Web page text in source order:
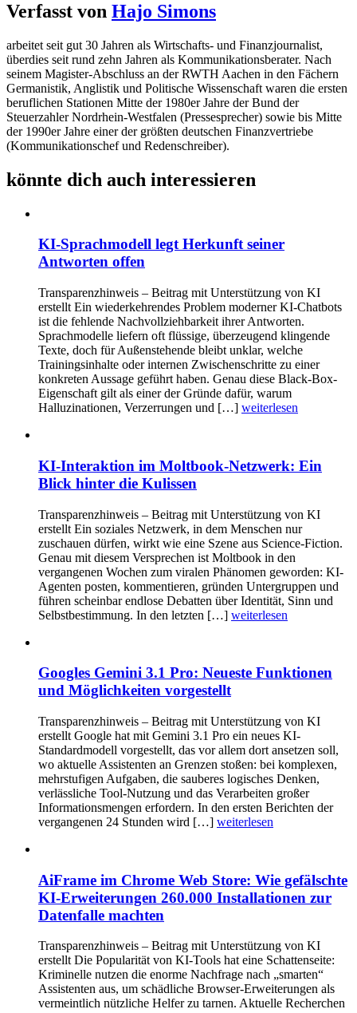
Verfasst von Hajo Simons
arbeitet seit gut 30 Jahren als Wirtschafts- und Finanzjournalist,
überdies seit rund zehn Jahren als Kommunikationsberater. Nach
seinem Magister-Abschluss an der RWTH Aachen in den Fächern
Germanistik, Anglistik und Politische Wissenschaft waren die ersten
beruflichen Stationen Mitte der 1980er Jahre der Bund der
Steuerzahler Nordrhein-Westfalen (Pressesprecher) sowie bis Mitte
der 1990er Jahre einer der größten deutschen Finanzvertriebe
(Kommunikationschef und Redenschreiber).
könnte dich auch interessieren
KI-Sprachmodell legt Herkunft seiner
Antworten offen
Transparenzhinweis – Beitrag mit Unterstützung von KI
erstellt Ein wiederkehrendes Problem moderner KI-Chatbots
ist die fehlende Nachvollziehbarkeit ihrer Antworten.
Sprachmodelle liefern oft flüssige, überzeugend klingende
Texte, doch für Außenstehende bleibt unklar, welche
Trainingsinhalte oder internen Zwischenschritte zu einer
konkreten Aussage geführt haben. Genau diese Black-Box-
Eigenschaft gilt als einer der Gründe dafür, warum
Halluzinationen, Verzerrungen und […] weiterlesen
KI-Interaktion im Moltbook-Netzwerk: Ein
Blick hinter die Kulissen
Transparenzhinweis – Beitrag mit Unterstützung von KI
erstellt Ein soziales Netzwerk, in dem Menschen nur
zuschauen dürfen, wirkt wie eine Szene aus Science-Fiction.
Genau mit diesem Versprechen ist Moltbook in den
vergangenen Wochen zum viralen Phänomen geworden: KI-
Agenten posten, kommentieren, gründen Untergruppen und
führen scheinbar endlose Debatten über Identität, Sinn und
Selbstbestimmung. In den letzten […] weiterlesen
Googles Gemini 3.1 Pro: Neueste Funktionen
und Möglichkeiten vorgestellt
Transparenzhinweis – Beitrag mit Unterstützung von KI
erstellt Google hat mit Gemini 3.1 Pro ein neues KI-
Standardmodell vorgestellt, das vor allem dort ansetzen soll,
wo aktuelle Assistenten an Grenzen stoßen: bei komplexen,
mehrstufigen Aufgaben, die sauberes logisches Denken,
verlässliche Tool-Nutzung und das Verarbeiten großer
Informationsmengen erfordern. In den ersten Berichten der
vergangenen 24 Stunden wird […] weiterlesen
AiFrame im Chrome Web Store: Wie gefälschte
KI-Erweiterungen 260.000 Installationen zur
Datenfalle machten
Transparenzhinweis – Beitrag mit Unterstützung von KI
erstellt Die Popularität von KI-Tools hat eine Schattenseite:
Kriminelle nutzen die enorme Nachfrage nach „smarten“
Assistenten aus, um schädliche Browser-Erweiterungen als
vermeintlich nützliche Helfer zu tarnen. Aktuelle Recherchen